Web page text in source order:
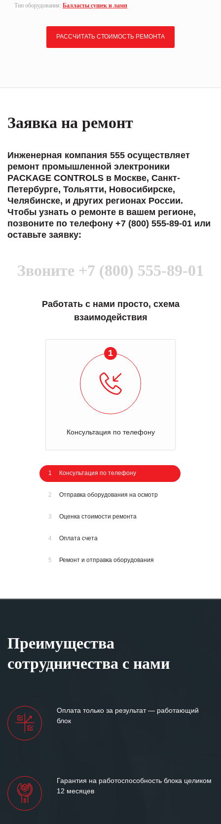
Тип оборудования: Балласты сушек и ламп
РАССЧИТАТЬ СТОИМОСТЬ РЕМОНТА
Заявка на ремонт
Инженерная компания 555 осуществляет
ремонт промышленной электроники
PACKAGE CONTROLS в Москве, Санкт-
Петербурге, Тольятти, Новосибирске,
Челябинске, и других регионах России.
Чтобы узнать о ремонте в вашем регионе,
позвоните по телефону +7 (800) 555-89-01 или
оставьте заявку:
Звоните +7 (800) 555-89-01
Работать с нами просто, схема
взаимодействия
1
Консультация по телефону
1 Консультация по телефону
2 Отправка оборудования на осмотр
3 Оценка стоимости ремонта
4 Оплата счета
5 Ремонт и отправка оборудования
Преимущества
сотрудничества с нами
Оплата только за результат — работающий
блок
Гарантия на работоспособность блока целиком
12 месяцев